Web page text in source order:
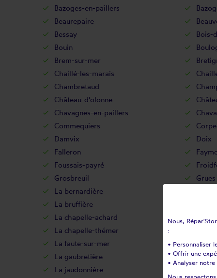
Bazoges-en-paillers
Beaurepaire
Bessay
Bois-
Bouin
Brem-sur-mer
Chaillé-les-marais
Chambretaud
Château-d'olonne
Chavagnes-en-paillers
Commequiers
Corpe
Damvix
Doix
Falleron
Foussais-payré
Grosbreuil
Grues
La bernardière
La bruffière
La
La chapelle-achard
La
La chapelle-thémer
La faute-sur-mer
La
La gaubretière
La
La jaudonnière
Nous,
:
• Personnaliser
• Offrir une
• Analyser notre